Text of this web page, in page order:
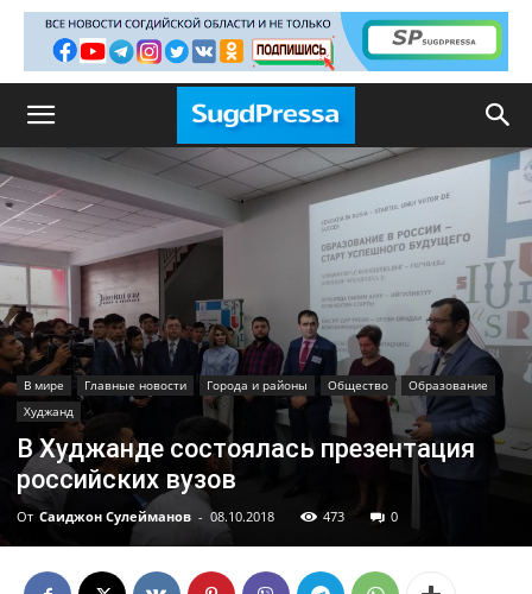
В мире Главные новости Города и районы Общество
Образование
Худжанд
В Худжанде состоялась презентация
российских вузов
От Саиджон Сулейманов - 08.10.2018 473 0